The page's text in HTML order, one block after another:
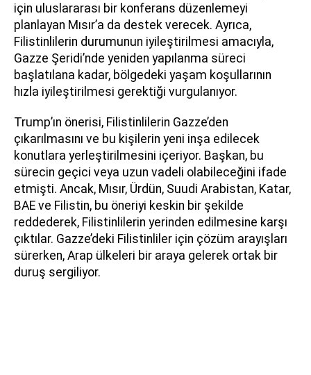
için uluslararası bir konferans düzenlemeyi
planlayan Mısır’a da destek verecek. Ayrıca,
Filistinlilerin durumunun iyileştirilmesi amacıyla,
Gazze Şeridi’nde yeniden yapılanma süreci
başlatılana kadar, bölgedeki yaşam koşullarının
hızla iyileştirilmesi gerektiği vurgulanıyor.
Trump’ın önerisi, Filistinlilerin Gazze’den
çıkarılmasını ve bu kişilerin yeni inşa edilecek
konutlara yerleştirilmesini içeriyor. Başkan, bu
sürecin geçici veya uzun vadeli olabileceğini ifade
etmişti. Ancak, Mısır, Ürdün, Suudi Arabistan, Katar,
BAE ve Filistin, bu öneriyi keskin bir şekilde
reddederek, Filistinlilerin yerinden edilmesine karşı
çıktılar. Gazze’deki Filistinliler için çözüm arayışları
sürerken, Arap ülkeleri bir araya gelerek ortak bir
duruş sergiliyor.